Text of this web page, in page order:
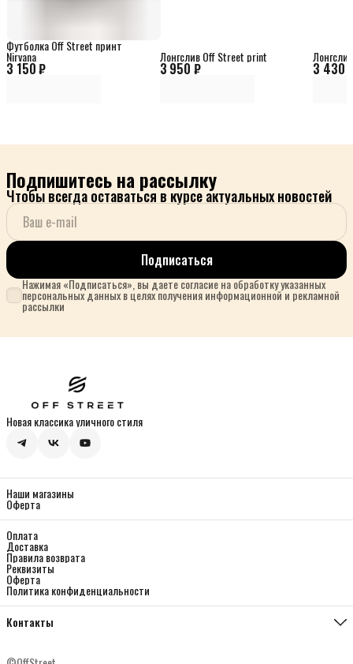
3 150 ₽
Футболка Off Street принт
Nirvana
3 950 ₽
Лонгслив Off Street print
3 430
Подпишитесь на рассылку
Чтобы всегда оставаться в курсе актуальных новостей
Подписаться
Нажимая «Подписаться», вы даете согласие на обработку указанных
персональных данных в целях получения информационной и рекламной
рассылки
Новая классика уличного стиля
Наши магазины
Оферта
Оплата
Доставка
Правила возврата
Реквизиты
Оферта
Политика конфиденциальности
Контакты